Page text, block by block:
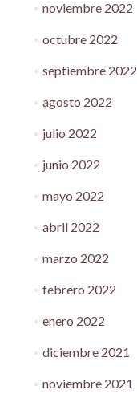
noviembre 2022
octubre 2022
septiembre 2022
agosto 2022
julio 2022
junio 2022
mayo 2022
abril 2022
marzo 2022
febrero 2022
enero 2022
diciembre 2021
noviembre 2021